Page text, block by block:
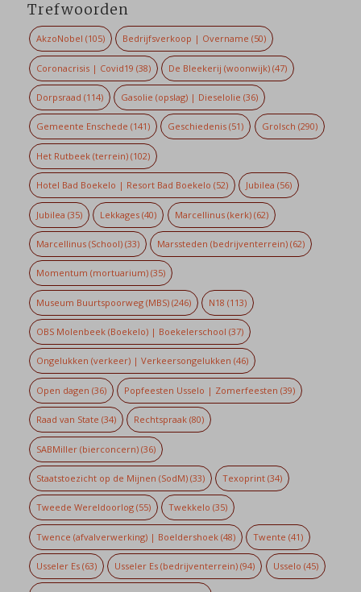
Trefwoorden
AkzoNobel (105) Bedrijfsverkoop | Overname (50)
Coronacrisis | Covid19 (38) De Bleekerij (woonwijk) (47)
Dorpsraad (114) Gasolie (opslag) | Dieselolie (36)
Gemeente Enschede (141) Geschiedenis (51) Grolsch (290)
Het Rutbeek (terrein)(102)
Hotel Bad Boekelo | Resort Bad Boekelo (52) Jubilea (56)
Jubilea (35) Lekkages (40) Marcellinus (kerk)(62)
Marcellinus (School)(33) Marssteden (bedrijventerrein) (62)
Momentum (mortuarium)(35)
Museum Buurtspoorweg (MBS)(246) N18 (113)
OBS Molenbeek (Boekelo) | Boekelerschool (37)
Ongelukken (verkeer) | Verkeersongelukken (46)
Open dagen (36) Popfeesten Usselo | Zomerfeesten (39)
Raad van State (34) Rechtspraak (80)
SABMiller (bierconcern)(36)
Staatstoezicht op de Mijnen (SodM)(33) Texoprint (34)
Tweede Wereldoorlog(55) Twekkelo (35)
Twence (afvalverwerking) | Boeldershoek(48) Twente (41)
Usseler Es(63) Usseler Es (bedrijventerrein) (94) Usselo (45)